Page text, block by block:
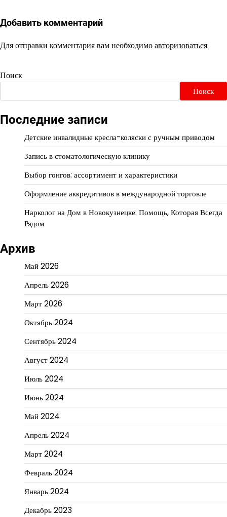
Добавить комментарий
Для отправки комментария вам необходимоавторизоваться.
Поиск
Поиск
Последние записи
Детские инвалидные кресла-коляски с ручным приводом
Запись в стоматологическую клинику
Выбор гонгов: ассортимент и характеристики
Оформление аккредитивов в международной торговле
Нарколог на Дом в Новокузнецке: Помощь, Которая Всегда
Рядом
Архив
Май 2026
Апрель 2026
Март 2026
Октябрь 2024
Сентябрь 2024
Август 2024
Июль 2024
Июнь 2024
Май 2024
Апрель 2024
Март 2024
Февраль 2024
Январь 2024
Декабрь 2023